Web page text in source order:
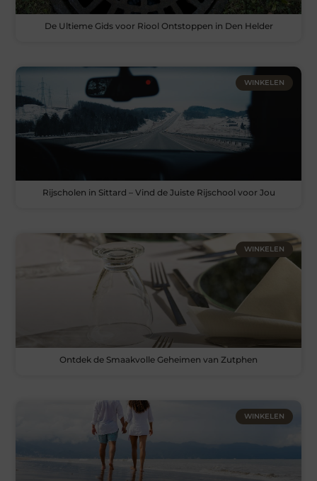
De Ultieme Gids voor Riool Ontstoppen in Den Helder
WINKELEN
Rijscholen in Sittard – Vind de Juiste Rijschool voor Jou
WINKELEN
Ontdek de Smaakvolle Geheimen van Zutphen
WINKELEN